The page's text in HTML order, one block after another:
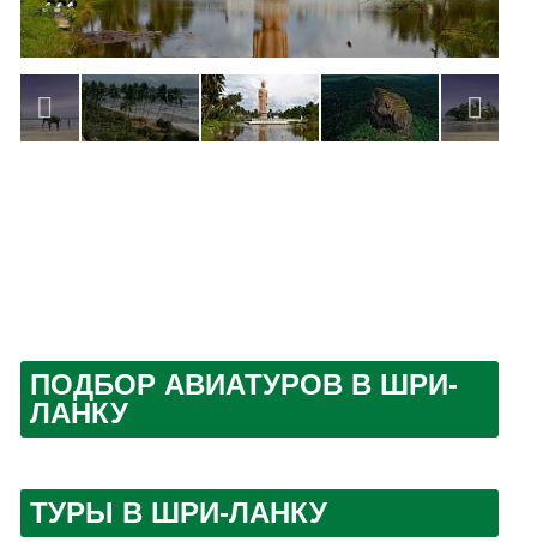
ПОДБОР АВИАТУРОВ В ШРИ-
ЛАНКУ
ТУРЫ В ШРИ-ЛАНКУ